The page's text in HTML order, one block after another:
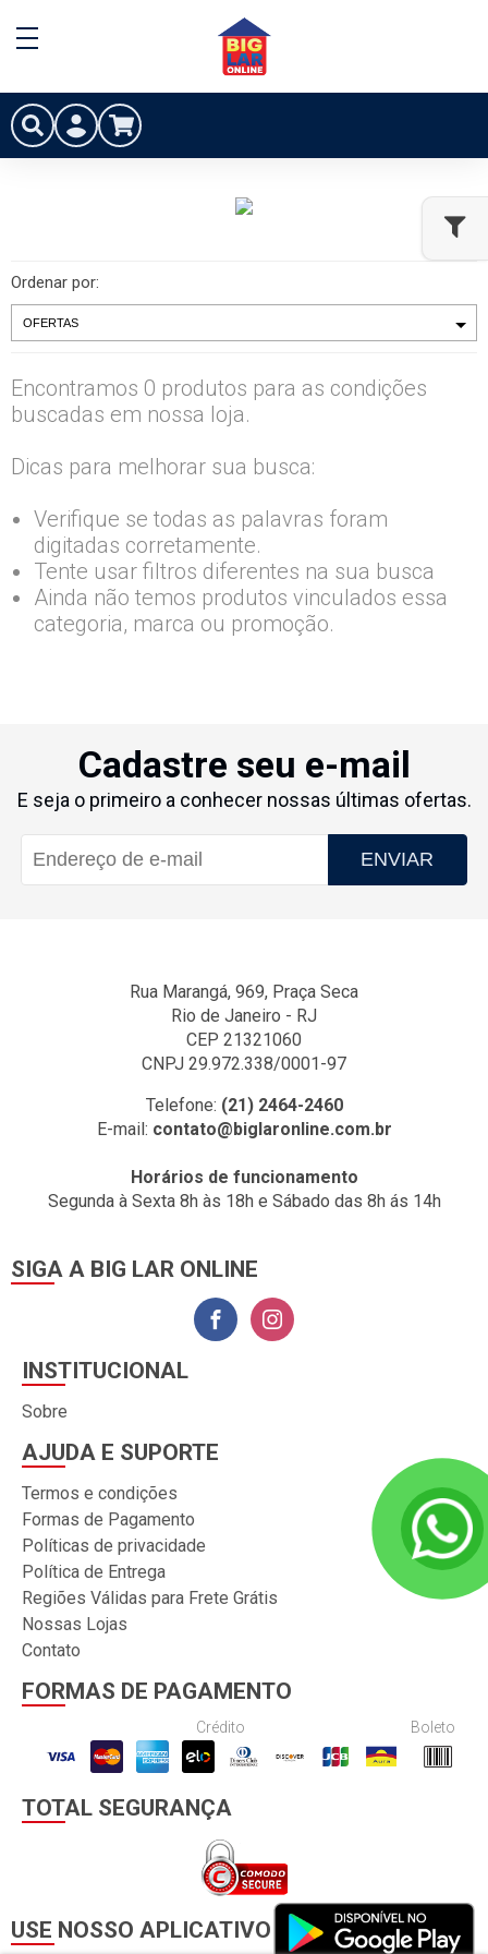
Ordenar por:
Encontramos 0 produtos para as condições
buscadas em nossa loja.
Dicas para melhorar sua busca:
Verifique se todas as palavras foram
digitadas corretamente.
Tente usar filtros diferentes na sua busca
Ainda não temos produtos vinculados essa
categoria, marca ou promoção.
Cadastre seu e-mail
E seja o primeiro a conhecer nossas últimas ofertas.
ENVIAR
Rua Marangá, 969, Praça Seca
Rio de Janeiro - RJ
CEP 21321060
CNPJ 29.972.338/0001-97
Telefone: (21) 2464-2460
E-mail: contato@biglaronline.com.br
Horários de funcionamento
Segunda à Sexta 8h às 18h e Sábado das 8h ás 14h
SIGA A BIG LAR ONLINE
INSTITUCIONAL
Sobre
AJUDA E SUPORTE
Termos e condições
Formas de Pagamento
Políticas de privacidade
Política de Entrega
Regiões Válidas para Frete Grátis
Nossas Lojas
Contato
FORMAS DE PAGAMENTO
Crédito Boleto
TOTAL SEGURANÇA
USE NOSSO APLICATIVO